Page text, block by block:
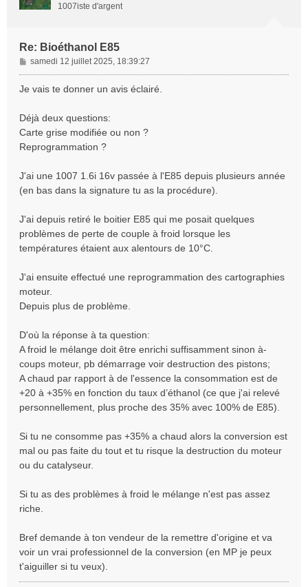
1007iste d'argent
Re: Bioéthanol E85
M
e
s
g
e
samedi 12 juillet 2025, 18:39:27
Je vais te donner un avis éclairé.
Déjà deux questions:
Carte grise modifiée ou non ?
Reprogrammation ?
J'ai une 1007 1.6i 16v passée à l'E85 depuis plusieurs année
(en bas dans la signature tu as la procédure).
J'ai depuis retiré le boitier E85 qui me posait quelques
problèmes de perte de couple à froid lorsque les
températures étaient aux alentours de 10°C.
J'ai ensuite effectué une reprogrammation des cartographies
moteur.
Depuis plus de problème.
D'où la réponse à ta question:
A froid le mélange doit être enrichi suffisamment sinon à-
coups moteur, pb démarrage voir destruction des pistons;
A chaud par rapport à de l'essence la consommation est de
+20 à +35% en fonction du taux d’éthanol (ce que j'ai relevé
personnellement, plus proche des 35% avec 100% de E85).
Si tu ne consomme pas +35% a chaud alors la conversion est
mal ou pas faite du tout et tu risque la destruction du moteur
ou du catalyseur.
Si tu as des problèmes à froid le mélange n'est pas assez
riche.
Bref demande à ton vendeur de la remettre d'origine et va
voir un vrai professionnel de la conversion (en MP je peux
t'aiguiller si tu veux).